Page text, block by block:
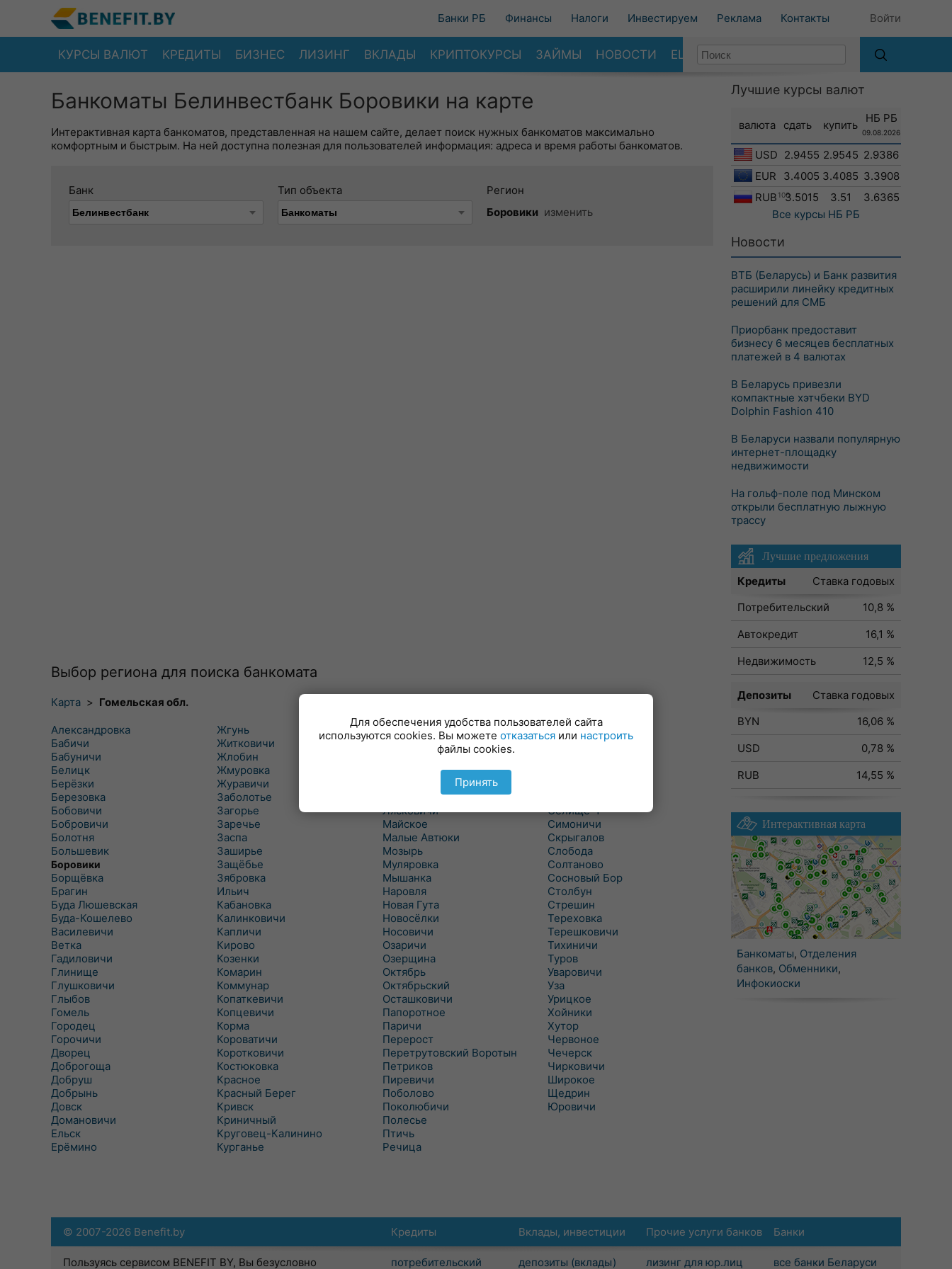
Банки РБ Финансы Налоги Инвестируем Реклама Контакты Войти
КУРСЫ ВАЛЮТ КРЕДИТЫ БИЗНЕС ЛИЗИНГ ВКЛАДЫ КРИПТОКУРСЫ ЗАЙМЫ НОВОСТИ ЕЩЕ
Банкоматы Белинвестбанк Боровики на карте
Интерактивная карта банкоматов, представленная на нашем сайте, делает поиск нужных банкоматов максимально
комфортным и быстрым. На ней доступна полезная для пользователей информация: адреса и время работы банкоматов.
Банк Тип объекта
Регион
Боровики изменить
Выбор региона для поиска банкомата
Карта > Гомельская обл.
Александровка
Бабичи
Бабуничи
Белицк
Берёзки
Березовка
Бобовичи
Бобровичи
Болотня
Большевик
Боровики
Борщёвка
Брагин
Буда Люшевская
Буда-Кошелево
Василевичи
Ветка
Гадиловичи
Глинище
Глушковичи
Глыбов
Гомель
Городец
Горочичи
Дворец
Доброгоща
Добруш
Добрынь
Довск
Домановичи
Ельск
Ерёмино
Жгунь
Житковичи
Жлобин
Жмуровка
Журавичи
Заболотье
Загорье
Заречье
Заспа
Заширье
Защёбье
Зябровка
Ильич
Кабановка
Калинковичи
Капличи
Кирово
Козенки
Комарин
Коммунар
Копаткевичи
Копцевичи
Корма
Короватичи
Коротковичи
Костюковка
Красное
Красный Берег
Кривск
Криничный
Круговец-Калинино
Курганье
Куритичи
Лельчицы
Лясковичи
Майское
Малые Автюки
Мозырь
Муляровка
Мышанка
Наровля
Новая Гута
Новосёлки
Носовичи
Озаричи
Озерщина
Октябрь
Октябрьский
Осташковичи
Папоротное
Паричи
Перерост
Перетрутовский Воротын
Петриков
Пиревичи
Поболово
Поколюбичи
Полесье
Птичь
Речица
Ровенская Слобода
Рогачев
Селище-1
Симоничи
Скрыгалов
Слобода
Солтаново
Сосновый Бор
Столбун
Стрешин
Тереховка
Терешковичи
Тихиничи
Туров
Уваровичи
Уза
Урицкое
Хойники
Хутор
Червоное
Чечерск
Чирковичи
Широкое
Щедрин
Юровичи
Лучшие курсы валют
валюта сдать купить
НБ РБ
09.08.2026
USD 2.9455 2.9545 2.9386
EUR
3.4005 3.4085 3.3908
RUB 1003.5015 3.51
3.6365
Все курсы НБ РБ
Новости
ВТБ (Беларусь) и Банк развития
расширили линейку кредитных
решений для СМБ
Приорбанк предоставит
бизнесу 6 месяцев бесплатных
платежей в 4 валютах
В Беларусь привезли
компактные хэтчбеки BYD
Dolphin Fashion 410
В Беларуси назвали популярную
интернет-площадку
недвижимости
На гольф-поле под Минском
открыли бесплатную лыжную
трассу
Лучшие предложения
Кредиты
Ставка годовых
Потребительский
10,8 %
Автокредит
16,1 %
Недвижимость
12,5 %
Депозиты
Ставка годовых
BYN
16,06 %
USD
0,78 %
RUB
14,55 %
Интерактивная карта
Банкоматы, Отделения
банков, Обменники,
Инфокиоски
Кредиты
потребительский
Вклады, инвестиции
депозиты (вклады)
Прочие услуги банков
лизинг для юр.лиц
Банки
все банки Беларуси
© 2007-2026 Benefit.by
Пользуясь сервисом BENEFIT BY, Вы безусловно
Для обеспечения удобства пользователей сайта
используются cookies. Вы можете отказаться или настроить
файлы cookies.
Принять